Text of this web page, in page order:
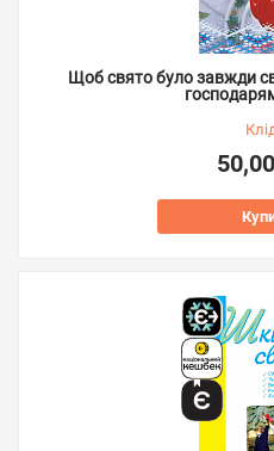
Щоб свято було завжди